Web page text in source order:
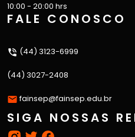
10:00 - 20:00 hrs
FALE CONOSCO
(44) 3123-6999
(44) 3027-2408
fainsep@fainsep.edu.br
SIGA NOSSAS